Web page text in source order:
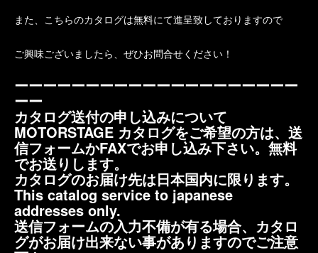
また、こちらのカタログは無料にて進呈致しておりますので
ご興味ございましたら、ぜひお問合せください！
ーーーーーーーーーーーーーーーーーーーー
ーー
カタログ送付の申し込みについて
MOTORSTAGE カタログをご希望の方は、送
信フォームかFAXでお申し込み下さい。無料
でお送りします。
カタログのお届け先は日本国内に限ります。
This catalog service to japanese
addresses only.
送信フォームの入力不備が有る場合、カタロ
グがお届け出来ない事がありますのでご注意